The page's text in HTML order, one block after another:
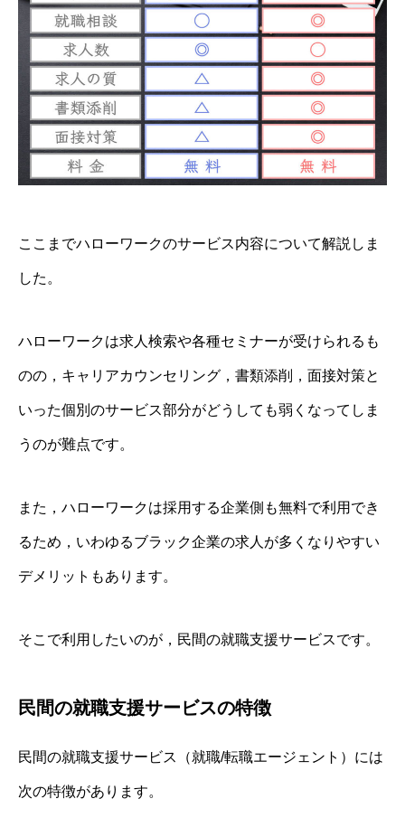
ここまでハローワークのサービス内容について解説しま
した。
ハローワークは求人検索や各種セミナーが受けられるも
のの，キャリアカウンセリング，書類添削，面接対策と
いった個別のサービス部分がどうしても弱くなってしま
うのが難点です。
また，ハローワークは採用する企業側も無料で利用でき
るため，いわゆるブラック企業の求人が多くなりやすい
デメリットもあります。
そこで利用したいのが，民間の就職支援サービスです。
民間の就職支援サービスの特徴
民間の就職支援サービス（就職/転職エージェント）には
次の特徴があります。